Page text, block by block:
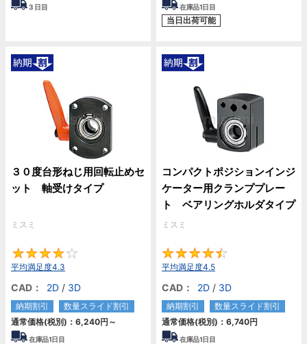
3 日目 在庫品1日目
当日出荷可能
３０度台形ねじ用回転止めセ
ット 軸受けタイプ
ミスミ
平均満足度4.3
CAD： 2D / 3D
納期割引
数量スライド割引
通常価格(税別)： 6,240円 ～
在庫品1日目
コンパクトポジションインジ
ケーター用クランププレー
ト ベアリングホルダタイプ
ミスミ
平均満足度4.5
CAD： 2D / 3D
納期割引
数量スライド割引
通常価格(税別)： 6,740円
在庫品1日目